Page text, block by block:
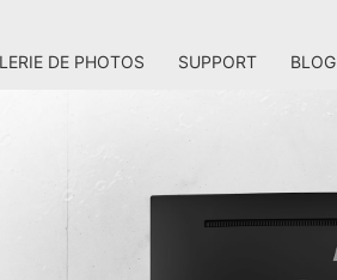
DE PHOTOS SUPPORT BLOG